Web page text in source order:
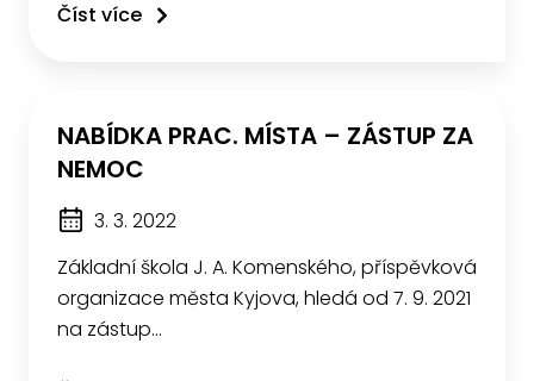
Číst více
NABÍDKA PRAC. MÍSTA – ZÁSTUP ZA
NEMOC
3. 3. 2022
Základní škola J. A. Komenského, příspěvková
organizace města Kyjova, hledá od 7. 9. 2021
na zástup…